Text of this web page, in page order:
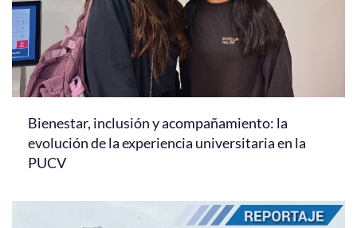
Bienestar, inclusión y acompañamiento: la
evolución de la experiencia universitaria en la
PUCV